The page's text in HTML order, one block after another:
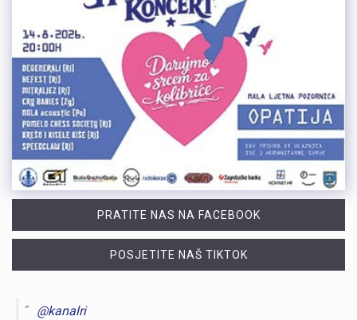
PRATITE NAS NA FACEBOOK
POSJETITE NAŠ TIKTOK
@kanalri